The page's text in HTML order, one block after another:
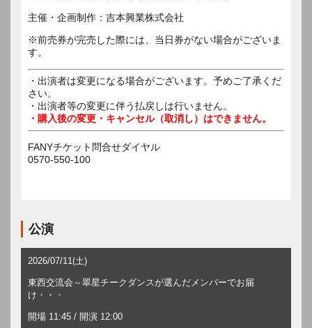
主催・企画制作：吉本興業株式会社
※前売券が完売した際には、当日券がない場合がございま
す。
・出演者は変更になる場合がございます。予めご了承くだ
さい。
・出演者等の変更に伴う払戻しは行いません。
・購入後の変更・キャンセル（取消し）はできません。
FANYチケット問合せダイヤル
0570-550-100
公演
2026/07/11(土)
東西交流会～翠星チークダンスが選んだメンバーでお届
け・・・
開場 11:45 / 開演 12:00